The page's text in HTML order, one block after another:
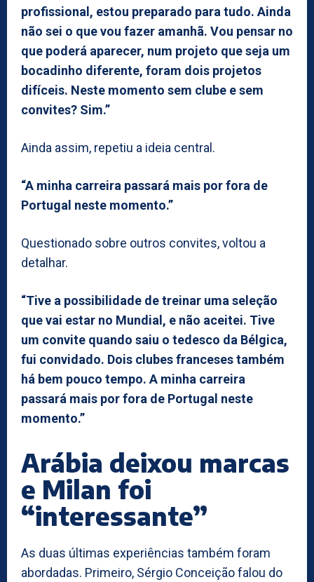
profissional, estou preparado para tudo. Ainda
não sei o que vou fazer amanhã. Vou pensar no
que poderá aparecer, num projeto que seja um
bocadinho diferente, foram dois projetos
difíceis. Neste momento sem clube e sem
convites? Sim.”
Ainda assim, repetiu a ideia central.
“A minha carreira passará mais por fora de
Portugal neste momento.”
Questionado sobre outros convites, voltou a
detalhar.
“Tive a possibilidade de treinar uma seleção
que vai estar no Mundial, e não aceitei. Tive
um convite quando saiu o tedesco da Bélgica,
fui convidado. Dois clubes franceses também
há bem pouco tempo. A minha carreira
passará mais por fora de Portugal neste
momento.”
Arábia deixou marcas
e Milan foi
“interessante”
As duas últimas experiências também foram
abordadas. Primeiro, Sérgio Conceição falou do